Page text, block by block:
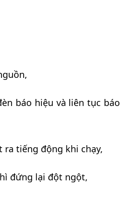
báo hiệu và liên tục báo
ra tiếng động khi chạy,
đứng lại đột ngột,